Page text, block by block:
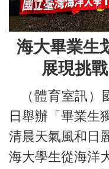
海大畢業生
展現挑
（體育室訊）
日舉辦「畢業生
清晨天氣風和日
海大學生從海洋